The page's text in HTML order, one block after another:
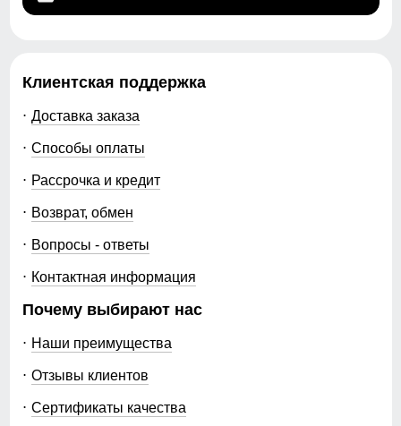
Клиентская поддержка
Доставка заказа
Способы оплаты
Рассрочка и кредит
Возврат, обмен
Вопросы - ответы
Контактная информация
Почему выбирают нас
Наши преимущества
Отзывы клиентов
Сертификаты качества